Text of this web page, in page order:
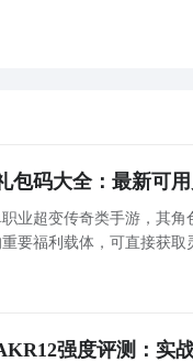
包码大全：最新可
业超变传奇类手游，其
要福利载体，可直接获
强度评测：实